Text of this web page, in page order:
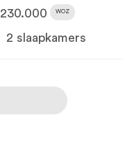
230.000 WOZ
2 slaapkamers